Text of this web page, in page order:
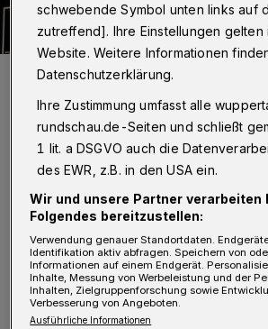
Ein Leben ohne Dartpfeile ist sicherlich
Foto: Fichte
Von Peter Fichte
F ür den amtierenden Vize-
in der Disziplin Shanghai
schwebende Symbol unten links auf
zutreffend]. Ihre Einstellungen gelten
Website. Weitere Informationen
Datenschutzerklärung.
Ihre Zustimmung umfasst alle
rundschau.de-Seiten und schließt
1 lit. a DSGVO auch die
des EWR, z.B. in den USA ein.
Wir und unsere Partner verarbeiten
Folgendes bereitzustellen:
Verwendung genauer Standortdaten.
Identifikation aktiv abfragen. Speichern von
Informationen auf einem Endgerät.
Inhalte, Messung von Werbeleistung und der
Inhalten, Zielgruppenforschung sowie
Verbesserung von Angeboten.
Ausführliche Informationen